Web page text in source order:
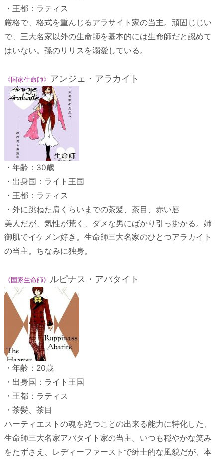
・王都：ラティス
厳格で、格式を重んじるアラサイト家の当主。頑固じじい
で、三大名家以外の生命師を基本的には生命師だと認めて
はいない。孫のリリスを溺愛している。
《国家生命師》 アンジェ・アラカイト
・年齢：30歳
・出身国：ライト王国
・王都：ラティス
・外に跳ねた肩くらいまでの茶髪、茶目、赤い唇
美人だが、気性が荒く、ダメな男にばかり引っ掛かる。姉
御肌でイケメン好き。生命師三大名家のひとつアラカイト
の当主。ちなみに独身。
《国家生命師》 ルピナス・アバタイト
・年齢：20歳
・出身国：ライト王国
・王都：ラティス
・茶髪、茶目
ハーティエストの魂を絶つことの出来る能力に特化した、
生命師三大名家アバタイト家の当主。いつも穏やかな笑み
をたずさえ、レディーファーストで紳士的な風貌だが、本